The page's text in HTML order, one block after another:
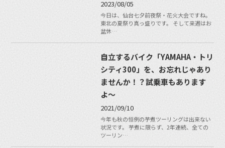
2023/08/05
今日は、仙台七夕前夜祭・花火大会ですね。
東北の夏祭り真っ盛りです。 そして来週はお
盆休…
自立するバイク「YAMAHA・トリ
シティ300」を、お忘れじゃあり
ませんか！？試乗車もあります
よ〜
2021/09/10
今年も秋の恒例の芋煮ツーリングは出来ない
状況です。 芋煮に限らず、2年連続、全ての
ツーリン…